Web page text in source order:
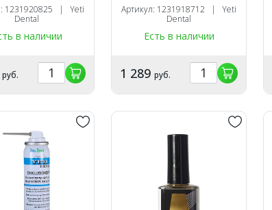
1231920825 | Yeti
Dental
в наличии
руб.
Артикул: 1231918712 | Yeti
Dental
Есть в наличии
1 289 руб.